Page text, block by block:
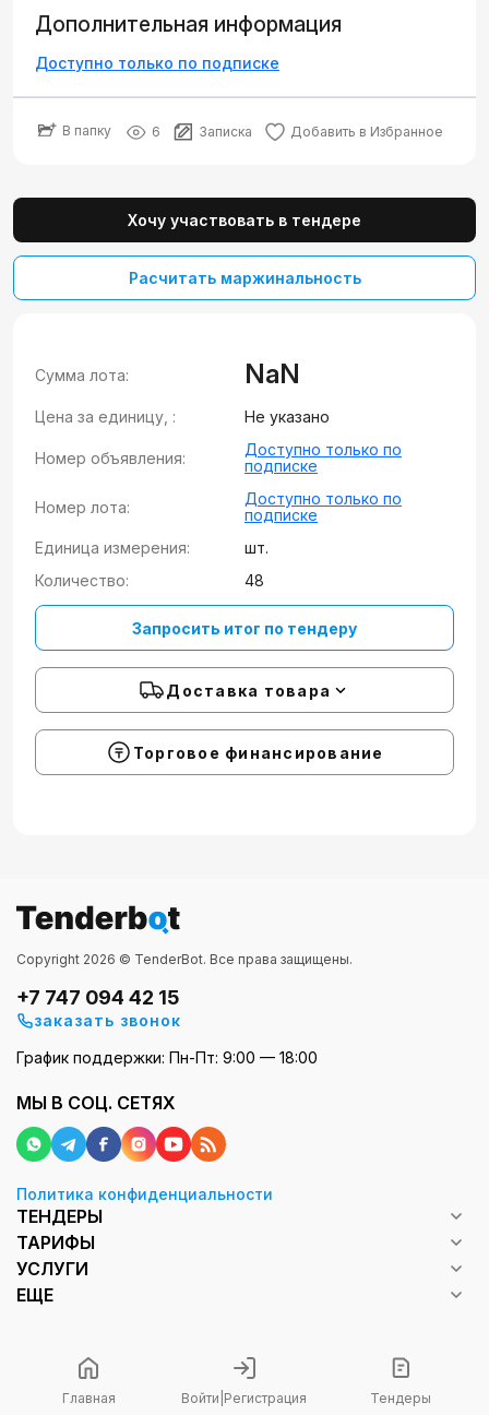
Главная Войти Регистрация Тендеры
Дополнительная информация
Доступно только по подписке
В папку 6 Записка Добавить в Избранное
Хочу участвовать в тендере
Расчитать маржинальность
Сумма лота: NaN
Цена за единицу, : Не указано
Номер объявления:
Доступно только по
подписке
Номер лота:
Доступно только по
подписке
Единица измерения:
шт.
Количество:
48
Запросить итог по тендеру
Доставка товара
Торговое финансирование
Copyright 2026 © TenderBot. Все права защищены.
+7 747 094 42 15
заказать звонок
График поддержки: Пн-Пт: 9:00 — 18:00
МЫ В СОЦ. СЕТЯХ
Политика конфиденциальности
ТЕНДЕРЫ
ТАРИФЫ
УСЛУГИ
ЕЩЕ